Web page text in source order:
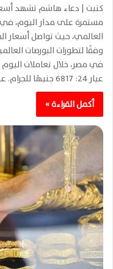
كتبت | دعاء هاشم تشهد
مستمرة على مدار اليوم،
العالمي، حيث تواصل أسعار
وفقًا لتطورات البورصات
عيار 24: 6817 جنيهًا للجرام. عيار 21: 5965…
أكمل القراءة »